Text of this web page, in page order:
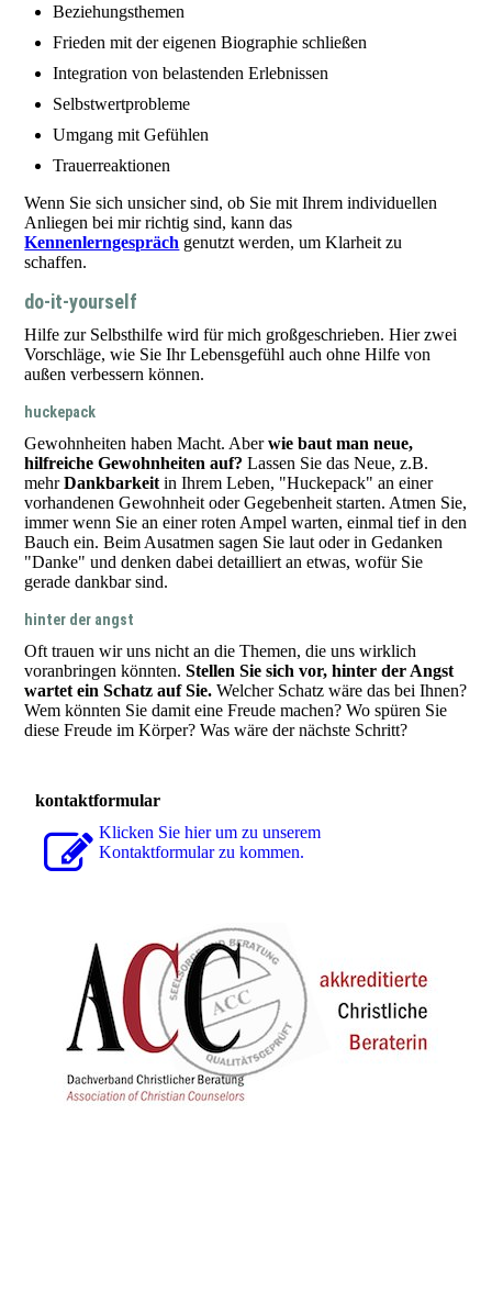
Beziehungsthemen
Frieden mit der eigenen Biographie schließen
Integration von belastenden Erlebnissen
Selbstwertprobleme
Umgang mit Gefühlen
Trauerreaktionen
Wenn Sie sich unsicher sind, ob Sie mit Ihrem individuellen
Anliegen bei mir richtig sind, kann das
Kennenlerngespräch genutzt werden, um Klarheit zu
schaffen.
do-it-yourself
Hilfe zur Selbsthilfe wird für mich großgeschrieben. Hier zwei
Vorschläge, wie Sie Ihr Lebensgefühl auch ohne Hilfe von
außen verbessern können.
huckepack
Gewohnheiten haben Macht. Aberwie baut man neue,
hilfreiche Gewohnheiten auf?Lassen Sie das Neue, z.B.
mehrDankbarkeit in Ihrem Leben, "Huckepack" an einer
vorhandenen Gewohnheit oder Gegebenheit starten. Atmen Sie,
immer wenn Sie an einer roten Ampel warten, einmal tief in den
Bauch ein. Beim Ausatmen sagen Sie laut oder in Gedanken
"Danke" und denken dabei detailliert an etwas, wofür Sie
gerade dankbar sind.
hinter der angst
Oft trauen wir uns nicht an die Themen, die uns wirklich
voranbringen könnten. Stellen Sie sich vor, hinter der Angst
wartet ein Schatz auf Sie.Welcher Schatz wäre das bei Ihnen?
Wem könnten Sie damit eine Freude machen? Wo spüren Sie
diese Freude im Körper? Was wäre der nächste Schritt?
kontaktformular
Klicken Sie hier um zu unserem
Kon­takt­for­mu­lar zu kommen.